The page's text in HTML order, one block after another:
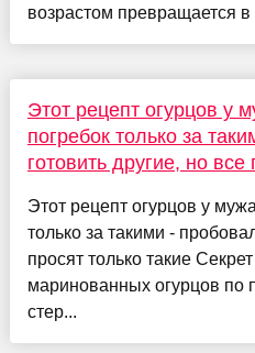
возрастом превращается
Этот рецепт огурцов у
погребок только за
готовить другие, но все
Этот рецепт огурцов у
только за такими -
просят только такие
маринованных огурцов по
стер...